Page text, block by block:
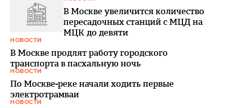
В Москве увеличится количество
пересадочных станций с МЦД на
МЦК до девяти
НОВОСТИ
В Москве продлят работу городского
транспорта в пасхальную ночь
НОВОСТИ
По Москве-реке начали ходить первые
электротрамваи
НОВОСТИ